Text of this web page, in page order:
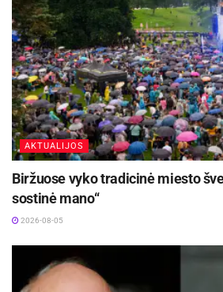
AKTUALIJOS
Biržuose vyko tradicinė miesto
sostinė mano“
2026-08-05